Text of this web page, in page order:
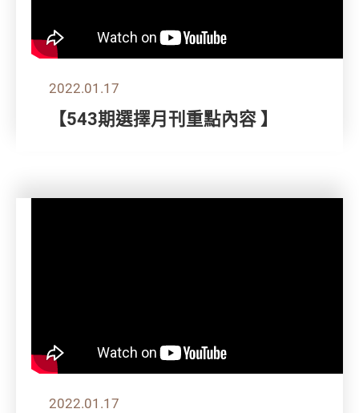
2022.01.17
【543期選擇月刊重點內容 】
2022.01.17